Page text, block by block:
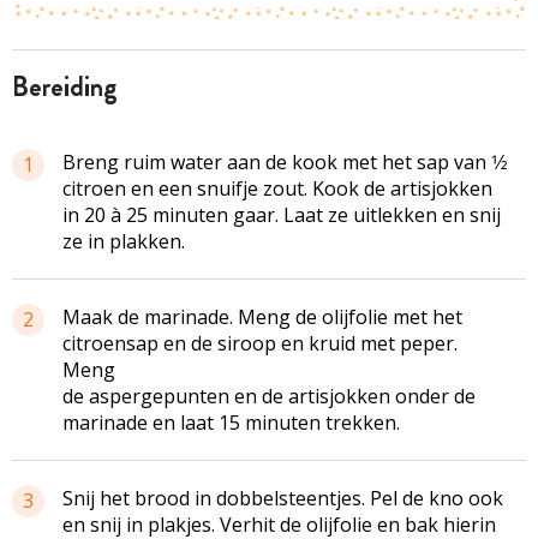
bereiding
1
Breng ruim water aan de kook met het sap van 1⁄2
citroen en een snuifje zout. Kook de artisjokken
in 20 à 25 minuten gaar. Laat ze uitlekken en snij
ze in plakken.
2
Maak de marinade. Meng de olijfolie met het
citroensap en de siroop en kruid met peper.
Meng
de aspergepunten en de artisjokken onder de
marinade en laat 15 minuten trekken.
3
Snij het brood in dobbelsteentjes. Pel de kno ook
en snij in plakjes. Verhit de olijfolie en bak hierin